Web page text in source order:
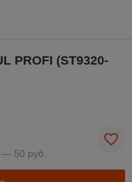
PROFI (ST9320-
50 руб.